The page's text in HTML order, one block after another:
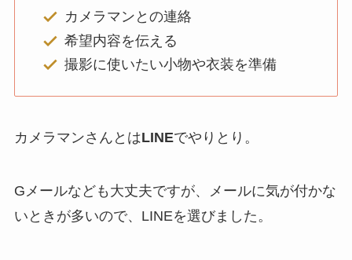
カメラマンとの連絡
希望内容を伝える
撮影に使いたい小物や衣装を準備
カメラマンさんとはLINEでやりとり。
Gメールなども大丈夫ですが、メールに気が付かな
いときが多いので、LINEを選びました。